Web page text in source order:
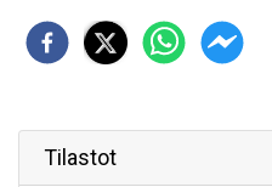
Tilastot